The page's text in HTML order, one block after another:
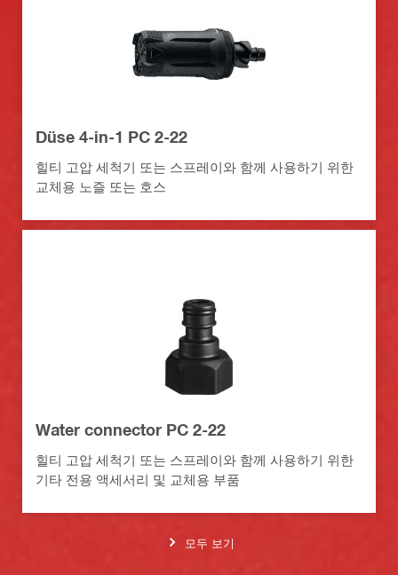
Düse 4-in-1 PC 2-22
힐티 고압 세척기 또는 스프레이와 함께 사용하기 위한
교체용 노즐 또는 호스
Water connector PC 2-22
힐티 고압 세척기 또는 스프레이와 함께 사용하기 위한
기타 전용 액세서리 및 교체용 부품
모두 보기